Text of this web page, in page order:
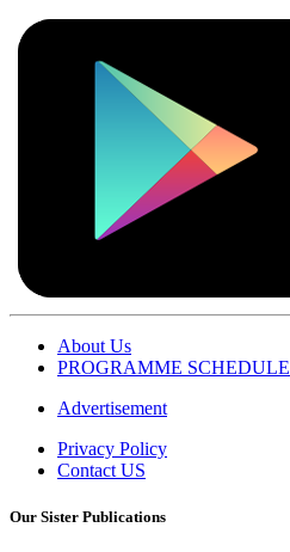
About Us
PROGRAMME SCHEDULE
Advertisement
Privacy Policy
Contact US
Our Sister Publications